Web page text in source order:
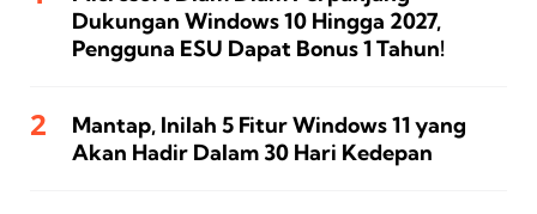
Dukungan Windows 10 Hingga 2027,
Pengguna ESU Dapat Bonus 1 Tahun!
Mantap, Inilah 5 Fitur Windows 11 yang
Akan Hadir Dalam 30 Hari Kedepan